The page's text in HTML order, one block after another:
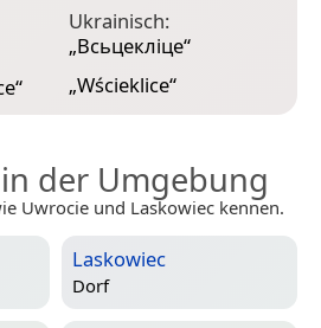
“
Ukrainisch:
„Всьцекліце“
„Wścieklice“
der Umgebung
Uwrocie und Laskowiec kennen.
Laskowiec
Dorf